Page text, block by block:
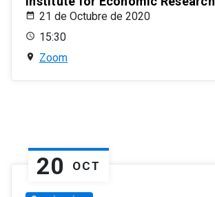
21 de Octubre de 2020
15:30
Zoom
20 OCT